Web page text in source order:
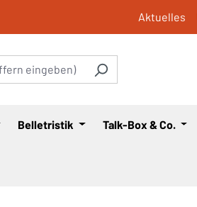
Aktuelles
Belletristik Talk-Box & Co.